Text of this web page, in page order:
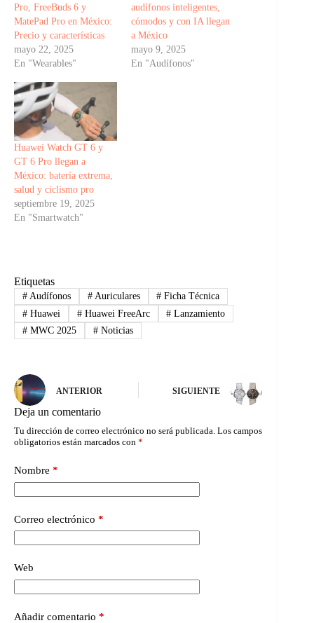
Pro, FreeBuds 6 y
MatePad Pro en México:
Precio y características
mayo 22, 2025
En "Wearables"
audífonos inteligentes,
cómodos y con IA llegan
a México
mayo 9, 2025
En "Audífonos"
Huawei Watch GT 6 y
GT 6 Pro llegan a
México: batería extrema,
salud y ciclismo pro
septiembre 19, 2025
En "Smartwatch"
Etiquetas
#Audífonos #Auriculares # Ficha Técnica
#Huawei #Huawei FreeArc # Lanzamiento
#MWC 2025 #Noticias
ANTERIOR SIGUIENTE
Deja un comentario
Tu dirección de correo electrónico no será publicada. Los campos
obligatorios están marcados con *
Nombre *
Correo electrónico *
Web
Añadir comentario *